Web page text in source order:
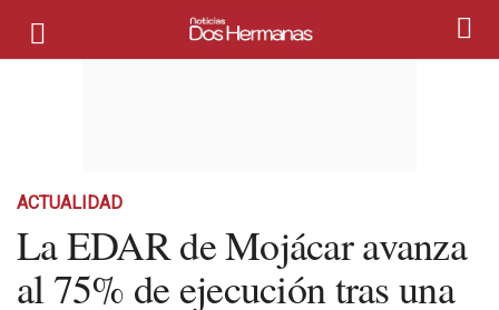
ACTUALIDAD
La EDAR de Mojácar avanza
al 75% de ejecución tras una